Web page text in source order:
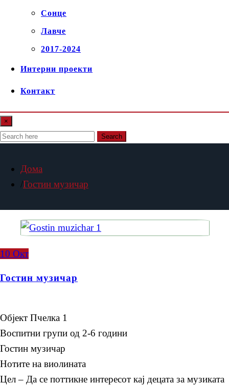
Сонце
Лавче
2017-2024
Интерни проекти
Контакт
×
Search
Дома
Гостин музичар
10 Окт
Гостин музичар
Објект Пчелка 1
Воспитни групи од 2-6 години
Гостин музичар
Нотите на виолината
Цел – Да се поттикне интересот кај децата за музиката